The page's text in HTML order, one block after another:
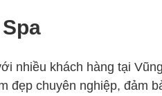
nhiều khách hàng tại
đẹp chuyên nghiệp, đảm